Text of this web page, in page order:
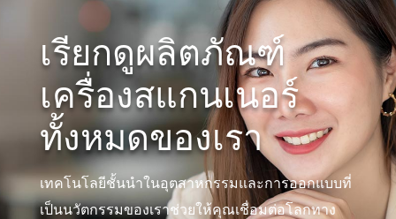
เรียกดูผลิตภัณฑ์
เครื่องสแกนเนอร์
ทั้งหมดของเรา
เทคโนโลยีชั้นนำในอุตสาหกรรมและการออกแบบที่
เป็นนวัตกรรมของเราช่วยให้คุณเชื่อมต่อโลกทาง